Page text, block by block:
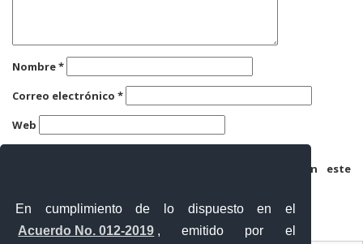
En cumplimiento de lo dispuesto en el
Acuerdo No. 012-2019 , emitido por el
Nombre*
Correo electrónico *
Web
Guarda mi nombre, correo electrónico y web en este